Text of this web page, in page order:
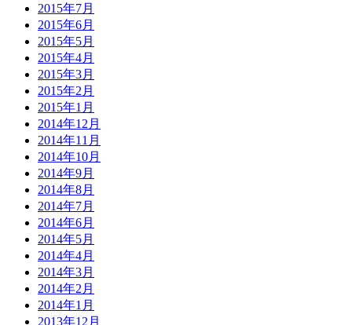
2015年7月
2015年6月
2015年5月
2015年4月
2015年3月
2015年2月
2015年1月
2014年12月
2014年11月
2014年10月
2014年9月
2014年8月
2014年7月
2014年6月
2014年5月
2014年4月
2014年3月
2014年2月
2014年1月
2013年12月